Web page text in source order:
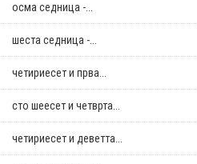
осма седница -...
шеста седница -...
четириесет и прва...
сто шеесет и четврта...
четириесет и деветта...